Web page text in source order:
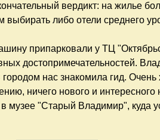
вердикт: на жилье
выбирать либо отели среднего
припарковали у ТЦ
достопримечательностей.
нас знакомила гид. Очень
ничего нового и
музее "Старый Владимир", куда